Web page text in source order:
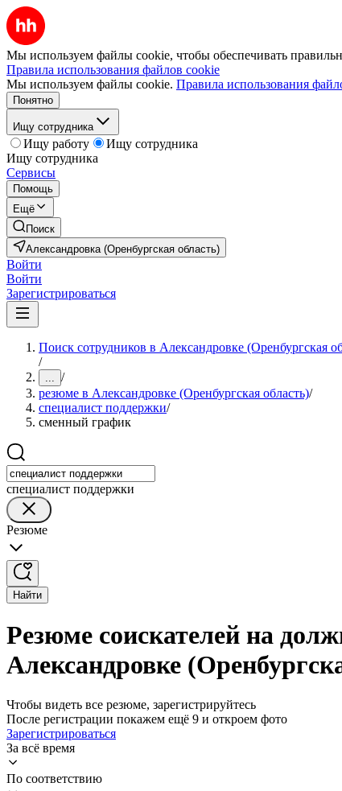
Мы используем файлы cookie, чтобы обеспечивать
Правила использования файлов cookie
Мы используем файлы cookie. Правила использования
Понятно
Ищу сотрудника
Ищу работу
Ищу сотрудника
Ищу сотрудника
Сервисы
Помощь
Ещё
Поиск
Александровка (Оренбургская область)
Войти
Войти
Зарегистрироваться
Поиск сотрудников в Александровке (Оренбургская
/
... /
резюме в Александровке (Оренбургская область)/
специалист поддержки/
сменный график
специалист поддержки
Резюме
Найти
Резюме соискателей на
Александровке
Чтобы видеть все резюме, зарегистрируйтесь
После регистрации покажем ещё 9 и откроем фото
Зарегистрироваться
За всё время
По соответствию